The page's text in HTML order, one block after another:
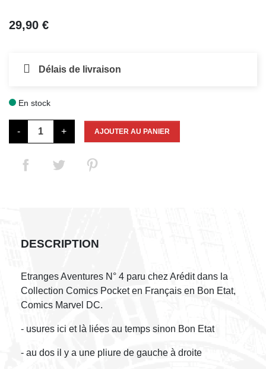
29,90 €
Délais de livraison
En stock
- + AJOUTER AU PANIER
DESCRIPTION
Etranges Aventures N° 4 paru chez Arédit dans la
Collection Comics Pocket en Français en Bon Etat,
Comics Marvel DC.
- usures ici et là liées au temps sinon Bon Etat
- au dos il y a une pliure de gauche à droite